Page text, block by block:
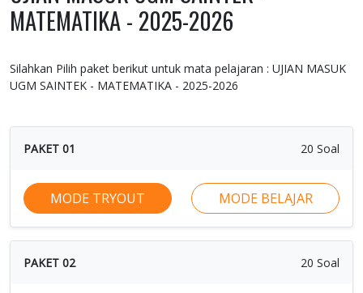
MATEMATIKA - 2025-2026
Silahkan Pilih paket berikut untuk mata pelajaran : UJIAN MASUK
UGM SAINTEK - MATEMATIKA - 2025-2026
PAKET 01 20 Soal
MODE TRYOUT MODE BELAJAR
PAKET 02 20 Soal